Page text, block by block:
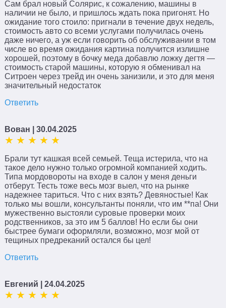
Сам брал новый Солярис, к сожалению, машины в
наличии не было, и пришлось ждать пока пригонят. Но
ожидание того стоило: пригнали в течение двух недель,
стоимость авто со всеми услугами получилась очень
даже ничего, а уж если говорить об обслуживании в том
числе во время ожидания картина получится излишне
хорошей, поэтому в бочку меда добавлю ложку дегтя —
стоимость старой машины, которую я обменивал на
Ситроен через трейд ин очень занизили, и это для меня
значительный недостаток
Ответить
Вован | 30.04.2025
Брали тут кашкая всей семьей. Теща истерила, что на
такое дело нужно только огромной компанией ходить.
Типа мордовороты на входе в салон у меня деньги
отберут. Тесть тоже весь мозг выел, что на рынке
надежнее тариться. Что с них взять? Девяностые! Как
только мы вошли, консультанты поняли, что им **па! Они
мужественно выстояли суровые проверки моих
родственников, за это им 5 баллов! Но если бы они
быстрее бумаги оформляли, возможно, мозг мой от
тещиных предреканий остался бы цел!
Ответить
Евгений | 24.04.2025